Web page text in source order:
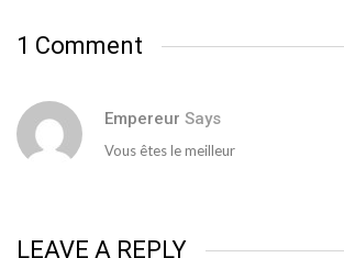
1 Comment
Empereur Says
Vous êtes le meilleur
LEAVE A REPLY